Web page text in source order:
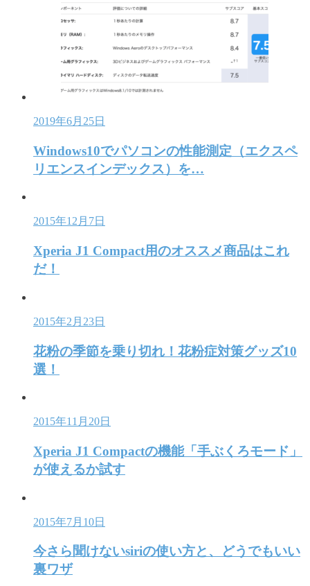
2019年6月25日
Windows10でパソコンの性能測定（エクスペ
リエンスインデックス）を…
2015年12月7日
Xperia J1 Compact用のオススメ商品はこれ
だ！
2015年2月23日
花粉の季節を乗り切れ！花粉症対策グッズ10
選！
2015年11月20日
Xperia J1 Compactの機能「手ぶくろモード」
が使えるか試す
2015年7月10日
今さら聞けないsiriの使い方と、どうでもいい
裏ワザ